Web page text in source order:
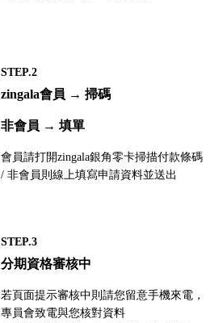
STEP.2
zingala會員 → 掃碼
非會員 → 填單
會員請打開zingala銀角零卡掃描付款條碼
/ 非會員則線上填寫申請資料並送出
STEP.3
分期資格審核中
若頁面提示審核中則請您留意手機來電，
專員會致電與您核對資料